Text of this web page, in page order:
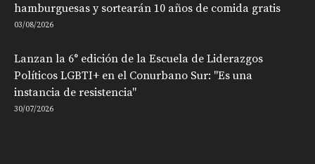
hamburguesas y sortearán 10 años de comida gratis
03/08/2026
Lanzan la 6° edición de la Escuela de Liderazgos
Políticos LGBTI+ en el Conurbano Sur: "Es una
instancia de resistencia"
30/07/2026